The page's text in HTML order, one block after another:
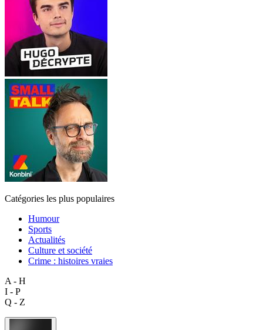
Catégories les plus populaires
Humour
Sports
Actualités
Culture et société
Crime : histoires vraies
A - H
I - P
Q - Z